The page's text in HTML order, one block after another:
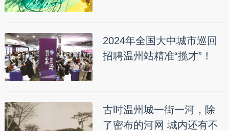
2024年全国大中城市巡回
招聘温州站精准“揽才”！
古时温州城一街一河，除
了密布的河网 城内还有不